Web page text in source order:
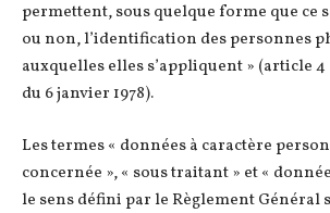
permettent, sous quelque forme que ce
ou non, l’identification des personnes
auxquelles elles s’appliquent » (article 4
du 6 janvier 1978).
Les termes « données à caractère
concernée », « sous traitant » et «
le sens défini par le Règlement Général